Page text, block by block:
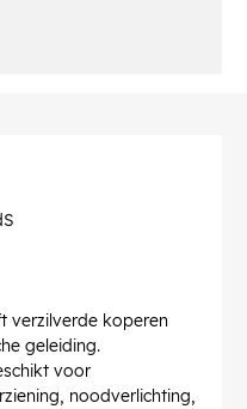
verzilverde koperen
geleiding.
voor
noodverlichting,